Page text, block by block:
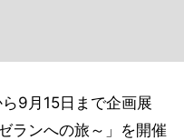
9月15日まで企画展
ランへの旅～」を開催